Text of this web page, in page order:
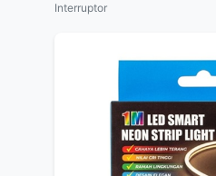
Interruptor